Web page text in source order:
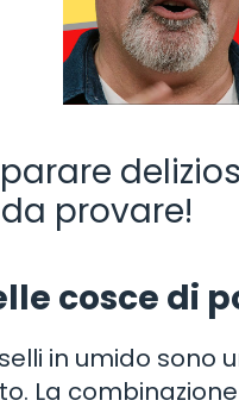
provare!
cosce di
in umido
La